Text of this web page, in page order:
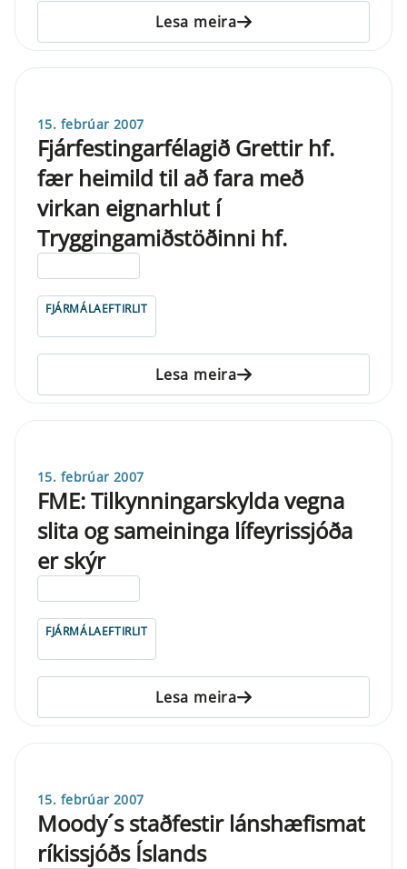
Lesa meira
15. febrúar 2007
Fjárfestingarfélagið Grettir hf.
fær heimild til að fara með
virkan eignarhlut í
Tryggingamiðstöðinni hf.
FJÁRMÁLAEFTIRLIT
Lesa meira
15. febrúar 2007
FME: Tilkynningarskylda vegna
slita og sameininga lífeyrissjóða
er skýr
FJÁRMÁLAEFTIRLIT
Lesa meira
15. febrúar 2007
Moody´s staðfestir lánshæfismat
ríkissjóðs Íslands